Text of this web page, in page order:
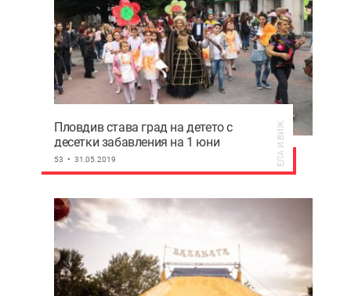
Пловдив става град на детето с
десетки забавления на 1 юни
(Програма по часове)
53 31.05.2019 ЕЛА И ВИЖ